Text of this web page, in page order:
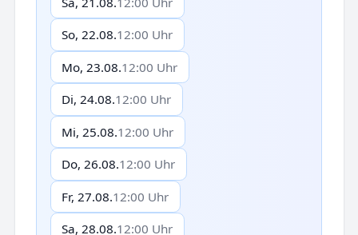
So, 22.08.12:00 Uhr
Mo, 23.08.12:00 Uhr
Di, 24.08.12:00 Uhr
Mi, 25.08.12:00 Uhr
Do, 26.08.12:00 Uhr
Fr, 27.08.12:00 Uhr
Sa, 28.08.12:00 Uhr